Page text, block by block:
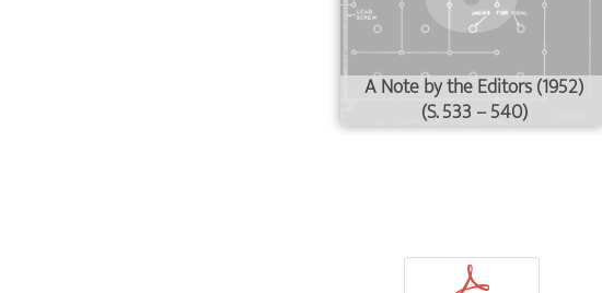
A Note by the Editors (1952)
(S. 533 – 540)
p